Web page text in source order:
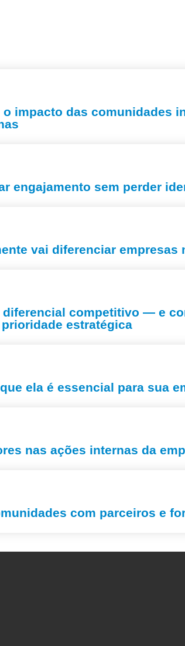
impacto das comunidades
engajamento sem perder
vai diferenciar
competitivo — e
estratégica
ela é essencial para sua
nas ações internas da
com parceiros e